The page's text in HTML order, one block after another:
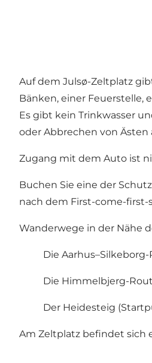
Auf dem Julsø-Zeltplatz
Bänken, einer Feuerstelle,
Es gibt kein Trinkwasser
oder Abbrechen von
Zugang mit dem Auto ist
Buchen Sie eine der
nach dem First-come-
Wanderwege in der Nähe
Die
Die Himmelbjerg-
Der Heidesteig
Am Zeltplatz befindet sich